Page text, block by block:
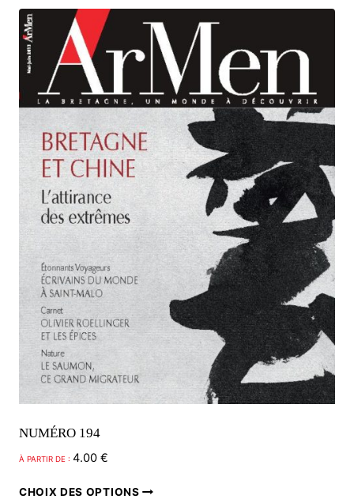
NUMÉRO 194
À PARTIR DE : 4.00 €
CHOIX DES OPTIONS